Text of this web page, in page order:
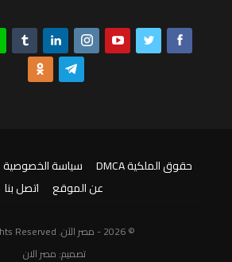
حقوق الملكية DMCA سياسة الخصوصية
عن الموقع
اتصل بنا
© 2026 - مصر الآن. All Rights Reserved
تصميم: مصر الان